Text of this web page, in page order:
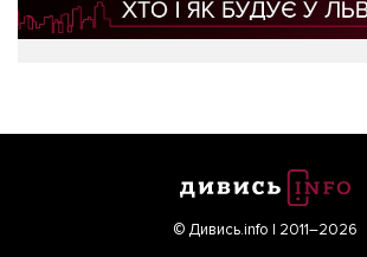
© Дивись.info | 2011–2026